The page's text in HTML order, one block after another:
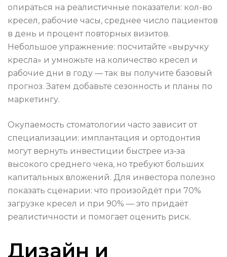
опираться на реалистичные показатели: кол-во
кресел, рабочие часы, среднее число пациентов
в день и процент повторных визитов.
Небольшое упражнение: посчитайте «выручку
кресла» и умножьте на количество кресел и
рабочие дни в году — так вы получите базовый
прогноз. Затем добавьте сезонность и планы по
маркетингу.
Окупаемость стоматологии часто зависит от
специализации: имплантация и ортодонтия
могут вернуть инвестиции быстрее из‑за
высокого среднего чека, но требуют больших
капитальных вложений. Для инвестора полезно
показать сценарии: что произойдёт при 70%
загрузке кресел и при 90% — это придаёт
реалистичности и помогает оценить риск.
Дизайн и